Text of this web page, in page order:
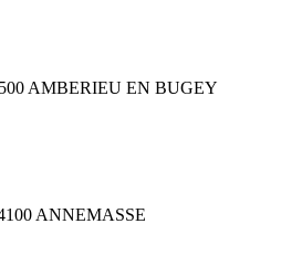
AMBERIEU EN BUGEY
ANNEMASSE